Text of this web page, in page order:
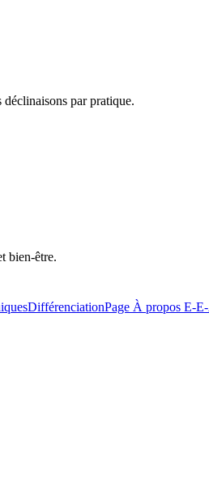
par pratique.
bien-être.
DifférenciationPage À propos E-